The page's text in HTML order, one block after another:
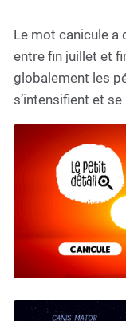
Le mot canicule a
entre fin juillet et
globalement les
s’intensifient et